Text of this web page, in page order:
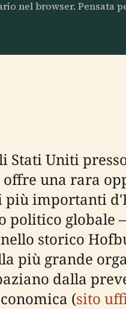
nel browser. Pensata
Stati Uniti
offre una rara
importanti
politico globale
storico
più grande
dalla
(sito